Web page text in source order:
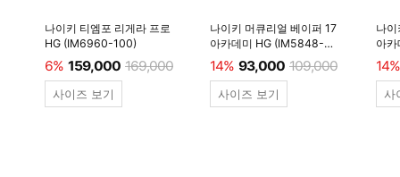
나이키 티엠포 리게라 프로
HG (IM6960-100)
6% 159,000 169,000
사이즈 보기
나이키 머큐리얼 베이퍼 17
아카데미 HG (IM5848-
600)
14% 93,000 109,000
사이즈 보기
나
아
14%
사